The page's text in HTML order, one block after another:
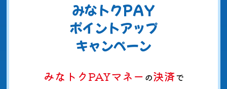
みなトクPAY
ポイントアップ
キャンペーン
みなトクPAYマネー の決済で